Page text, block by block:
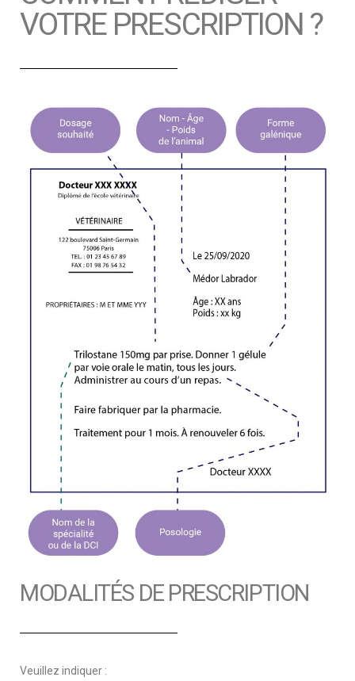
VOTRE PRESCRIPTION ?
MODALITÉS DE PRESCRIPTION
Veuillez indiquer :